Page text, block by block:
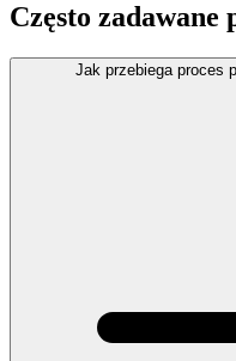
Często zadawane
Jak przebiega proces